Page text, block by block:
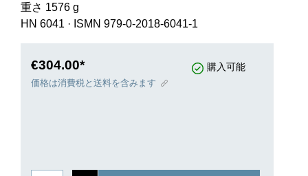
重さ 1576 g
HN 6041 · ISMN 979-0-2018-6041-1
€304.00* 購入可能
価格は消費税と送料を含みます